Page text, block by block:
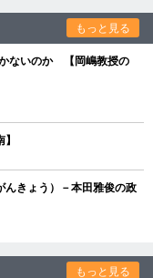
もっと見る
ないのか 【岡嶋教授の
きょう）－本田雅俊の政
もっと見る